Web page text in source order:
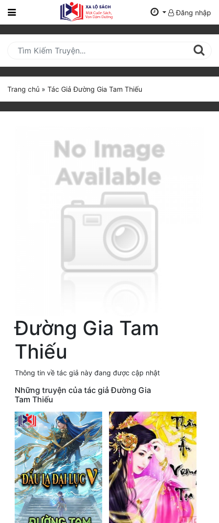
Trang
Mới
Cập
Nhật
(current)
Truyện ngắn
Xa Lộ Dịch
Cung Đấu
Cổ Tiên Hiệp
Cổ Đại
Du Hí
Dã Sử
Dị Giới
Đăng nhập
Trang chủ » Tác Giả Đường Gia Tam Thiếu
Đường Gia Tam
Thiếu
Thông tin về tác giả này đang được cập nhật
Những truyện của tác giả Đường Gia
Tam Thiếu